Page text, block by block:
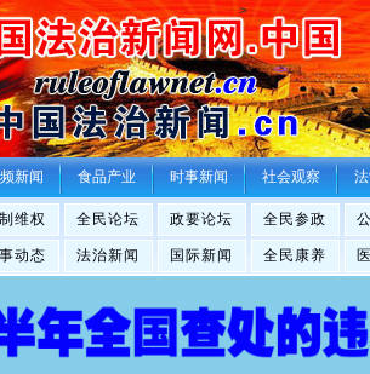
>
新闻 食品产业 时事新闻 社会观察
维权 全民论坛 政要论坛 全民参政
动态 法治新闻 国际新闻 全民康养